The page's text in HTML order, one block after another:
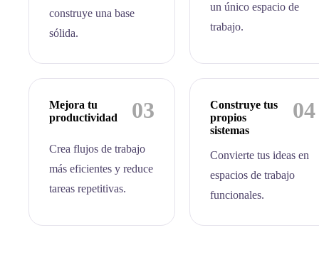
construye una base
sólida.
un único espacio de
trabajo.
03
Mejora tu
productividad
Crea flujos de trabajo
más eficientes y reduce
tareas repetitivas.
04
Construye tus
propios
sistemas
Convierte tus ideas en
espacios de trabajo
funcionales.